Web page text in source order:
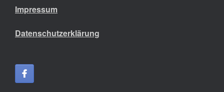
Impressum
Datenschutzerklärung